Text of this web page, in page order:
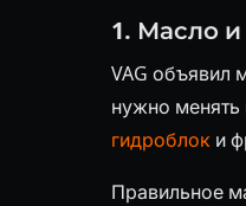
1. Масло
VAG объявил
нужно
гидроблок и
Правильное